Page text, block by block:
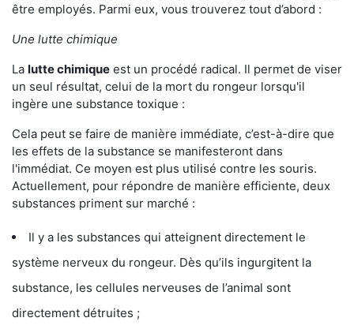
être employés. Parmi eux, vous trouverez tout d’abord :
Une lutte chimique
La lutte chimique est un procédé radical. Il permet de viser
un seul résultat, celui de la mort du rongeur lorsqu'il
ingère une substance toxique :
Cela peut se faire de manière immédiate, c’est-à-dire que
les effets de la substance se manifesteront dans
l'immédiat. Ce moyen est plus utilisé contre les souris.
Actuellement, pour répondre de manière efficiente, deux
substances priment sur marché :
Il y a les substances qui atteignent directement le
système nerveux du rongeur. Dès qu’ils ingurgitent la
substance, les cellules nerveuses de l’animal sont
directement détruites ;